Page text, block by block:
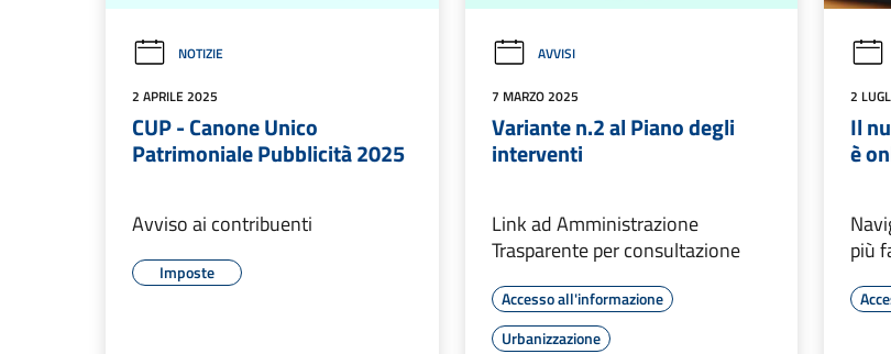
NOTIZIE
2 APRILE 2025
CUP - Canone Unico
Patrimoniale Pubblicità 2025
Avviso ai contribuenti
Imposte
AVVISI
7 MARZO 2025
Variante n.2 al Piano degli
interventi
Link ad Amministrazione
Trasparente per consultazione
Accesso all'informazione
Urbanizzazione
2
Il
è
più